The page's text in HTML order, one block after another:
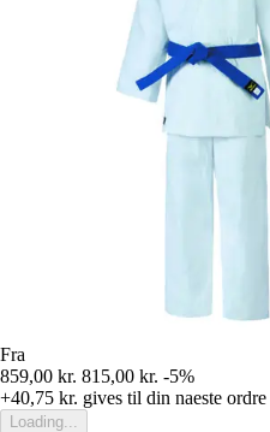
Fra
859,00 kr. 815,00 kr. -5%
+40,75 kr. gives til din naeste ordre
Loading...